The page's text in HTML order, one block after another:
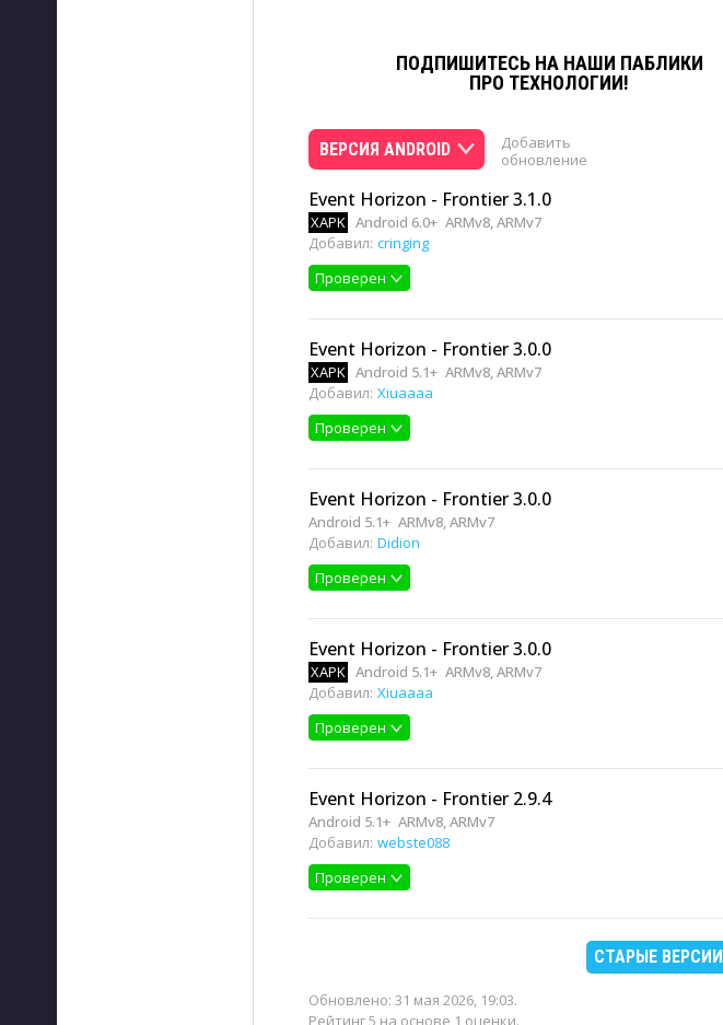
ПОДПИШИТЕСЬ НА НАШИ ПАБЛИКИ
ПРО ТЕХНОЛОГИИ!
ВЕРСИЯ ANDROID
Добавить
обновление
Event Horizon - Frontier 3.1.0
XAPK Android 6.0+ ARMv8, ARMv7
Добавил: cringing
Проверен
Event Horizon - Frontier 3.0.0
XAPK Android 5.1+ ARMv8, ARMv7
Добавил: Xiuaaaa
Проверен
Event Horizon - Frontier 3.0.0
Android 5.1+ ARMv8, ARMv7
Добавил: Didion
Проверен
Event Horizon - Frontier 3.0.0
XAPK Android 5.1+ ARMv8, ARMv7
Добавил: Xiuaaaa
Проверен
Event Horizon - Frontier 2.9.4
Android 5.1+ ARMv8, ARMv7
Добавил: webste088
Проверен
СТАРЫЕ ВЕРСИИ
Обновлено: 31 мая 2026, 19:03.
Рейтинг 5 на основе 1 оценки.